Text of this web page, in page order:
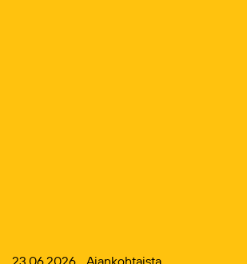
23.06.2026 Ajankohtaista